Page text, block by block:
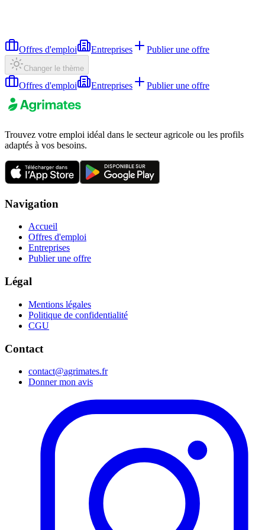
Offres d'emploi Entreprises Publier une offre
Changer le thème
Offres d'emploi Entreprises Publier une offre
Trouvez votre emploi idéal dans le secteur agricole ou les profils
adaptés à vos besoins.
Navigation
Accueil
Offres d'emploi
Entreprises
Publier une offre
Légal
Mentions légales
Politique de confidentialité
CGU
Contact
contact@agrimates.fr
Donner mon avis